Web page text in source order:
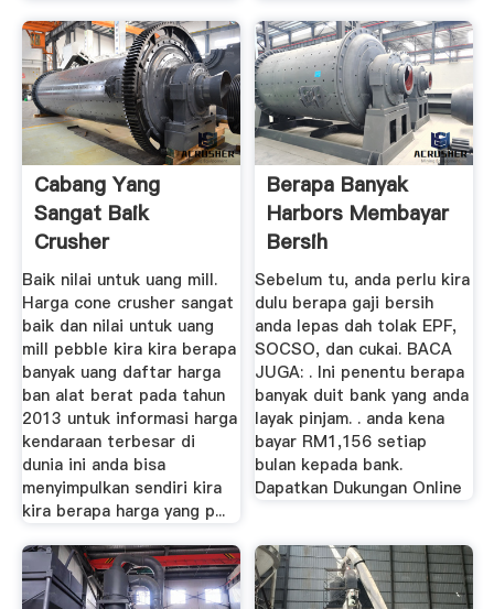
Cabang Yang
Sangat Baik
Crusher
Baik nilai untuk uang mill.
Harga cone crusher sangat
baik dan nilai untuk uang
mill pebble kira kira berapa
banyak uang daftar harga
ban alat berat pada tahun
2013 untuk informasi harga
kendaraan terbesar di
dunia ini anda bisa
menyimpulkan sendiri kira
kira berapa harga yang p...
Berapa Banyak
Harbors Membayar
Bersih
Sebelum tu, anda perlu kira
dulu berapa gaji bersih
anda lepas dah tolak EPF,
SOCSO, dan cukai. BACA
JUGA: . Ini penentu berapa
banyak duit bank yang anda
layak pinjam. . anda kena
bayar RM1,156 setiap
bulan kepada bank.
Dapatkan Dukungan Online